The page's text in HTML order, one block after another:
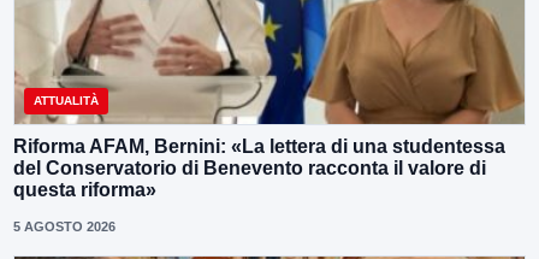
ATTUALITÀ
Riforma AFAM, Bernini: «La lettera di una studentessa
del Conservatorio di Benevento racconta il valore di
questa riforma»
5 AGOSTO 2026